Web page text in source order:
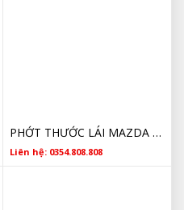
PHỚT THƯỚC LÁI MAZDA BT50 GIÁ TỐT
Liên hệ: 0354.808.808